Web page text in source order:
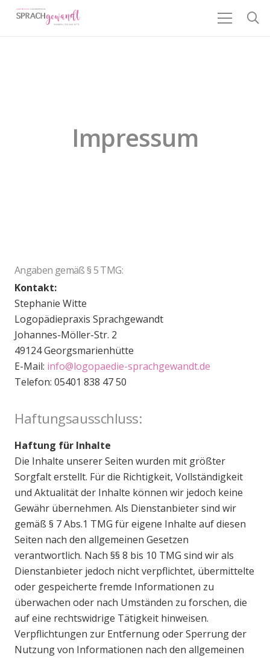
Impressum
Angaben gemäß § 5 TMG:
Kontakt:
Stephanie Witte
Logopädiepraxis Sprachgewandt
Johannes-Möller-Str. 2
49124 Georgsmarienhütte
E-Mail: info@logopaedie-sprachgewandt.de
Telefon: 05401 838 47 50
Haftungsausschluss:
Haftung für Inhalte
Die Inhalte unserer Seiten wurden mit größter
Sorgfalt erstellt. Für die Richtigkeit, Vollständigkeit
und Aktualität der Inhalte können wir jedoch keine
Gewähr übernehmen. Als Dienstanbieter sind wir
gemäß § 7 Abs.1 TMG für eigene Inhalte auf diesen
Seiten nach den allgemeinen Gesetzen
verantwortlich. Nach §§ 8 bis 10 TMG sind wir als
Dienstanbieter jedoch nicht verpflichtet, übermittelte
oder gespeicherte fremde Informationen zu
überwachen oder nach Umständen zu forschen, die
auf eine rechtswidrige Tätigkeit hinweisen.
Verpflichtungen zur Entfernung oder Sperrung der
Nutzung von Informationen nach den allgemeinen